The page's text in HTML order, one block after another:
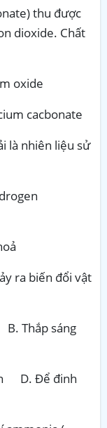
thu được
dioxide. Chất
oxide
cacbonate
là nhiên liệu sử
ra biến đổi vật
sáng
D. Để đinh